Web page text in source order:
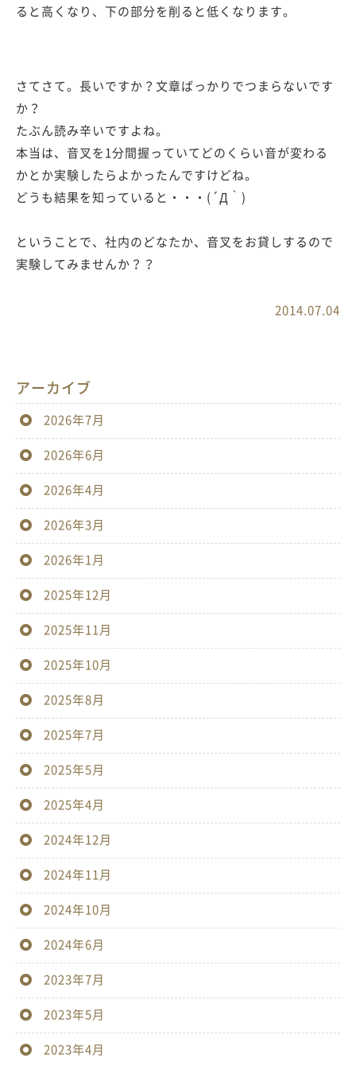
ると高くなり、下の部分を削ると低くなります。
さてさて。長いですか？文章ばっかりでつまらないです
か？
たぶん読み辛いですよね。
本当は、音叉を1分間握っていてどのくらい音が変わる
かとか実験したらよかったんですけどね。
どうも結果を知っていると・・・(´Д｀)
ということで、社内のどなたか、音叉をお貸しするので
実験してみませんか？？
2014.07.04
アーカイブ
2026年7月
2026年6月
2026年4月
2026年3月
2026年1月
2025年12月
2025年11月
2025年10月
2025年8月
2025年7月
2025年5月
2025年4月
2024年12月
2024年11月
2024年10月
2024年6月
2023年7月
2023年5月
2023年4月